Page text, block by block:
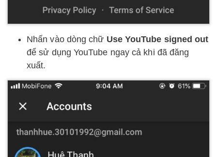
Nhấn vào dòng chữ Use YouTube signed out
để sử dụng YouTube ngay cả khi đã đăng
xuất.